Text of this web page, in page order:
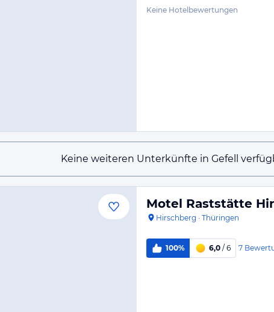
Keine Hotelbewertungen
Keine weiteren Unterkünfte in Gefell
Motel Raststätte
Hirschberg · Thüringen
100% 6,0 / 6 7